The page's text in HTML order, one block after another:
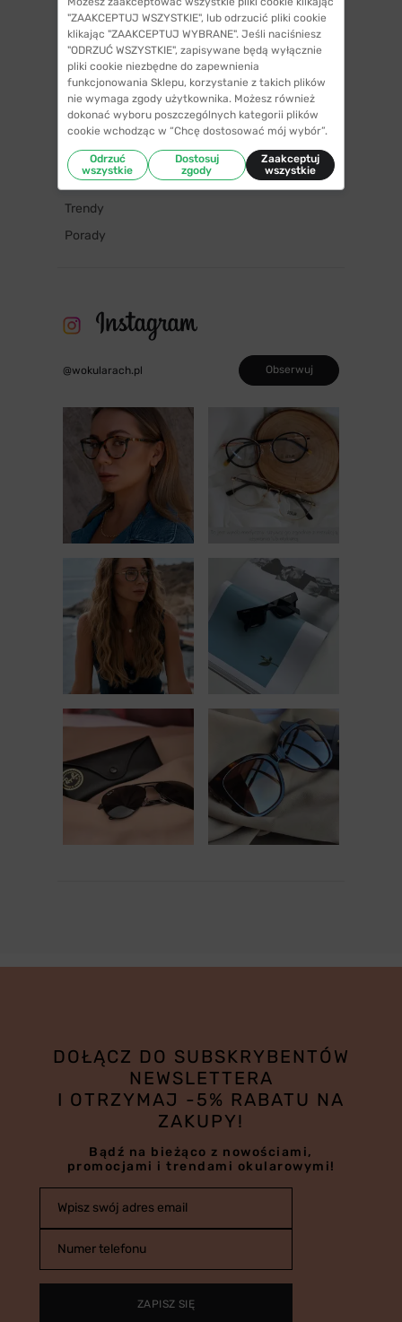
KATEGORIE
Rodzaje okularów
Kształt okularów
Wady wzroku
Ciekawostki
Markowo
FAQ
Trendy
Porady
@wokularach.pl Obserwuj
DOŁĄCZ DO SUBSKRYBENTÓW
NEWSLETTERA
I OTRZYMAJ -5% RABATU NA
ZAKUPY!
Bądź na bieżąco z nowościami,
promocjami i trendami okularowymi!
Wpisz swój adres email
Numer telefonu
ZAPISZ SIĘ
"ZAAKCEPTUJ WSZYSTKIE", lub odrzucić pliki cookie
klikając "ZAAKCEPTUJ WYBRANE". Jeśli naciśniesz
"ODRZUĆ WSZYSTKIE", zapisywane będą wyłącznie
pliki cookie niezbędne do zapewnienia
funkcjonowania Sklepu, korzystanie z takich plików
nie wymaga zgody użytkownika. Możesz również
dokonać wyboru poszczególnych kategorii plików
cookie wchodząc w “Chcę dostosować mój wybór”.
Odrzuć
wszystkie
Dostosuj
zgody
Zaakceptuj
wszystkie